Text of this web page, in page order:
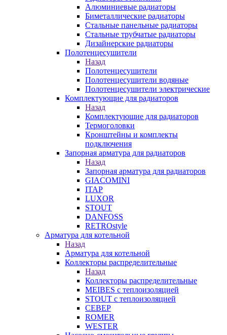
Алюминиевые радиаторы
Биметаллические радиаторы
Стальные панельные радиаторы
Стальные трубчатые радиаторы
Дизайнерские радиаторы
Полотенцесушители
Назад
Полотенцесушители
Полотенцесушители водяные
Полотенцесушители электрические
Комплектующие для радиаторов
Назад
Комплектующие для радиаторов
Термоголовки
Кронштейны и комплекты
подключения
Запорная арматура для радиаторов
Назад
Запорная арматура для радиаторов
GIACOMINI
ITAP
LUXOR
STOUT
DANFOSS
RETROstyle
Арматура для котельной
Назад
Арматура для котельной
Коллекторы распределительные
Назад
Коллекторы распределительные
MEIBES с теплоизоляцией
STOUT с теплоизоляцией
СЕВЕР
ROMER
WESTER